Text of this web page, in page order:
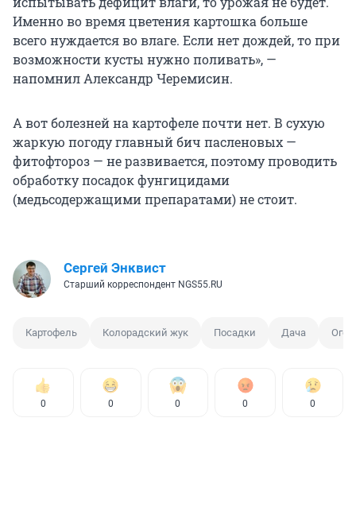
Именно во время цветения картошка больше
всего нуждается во влаге. Если нет дождей, то при
возможности кусты нужно поливать», —
напомнил Александр Черемисин.
А вот болезней на картофеле почти нет. В сухую
жаркую погоду главный бич пасленовых —
фитофтороз — не развивается, поэтому проводить
обработку посадок фунгицидами
(медьсодержащими препаратами) не стоит.
Сергей Энквист
Старший корреспондент NGS55.RU
Картофель Колорадский жук Посадки Дача
0 0 0 0 0